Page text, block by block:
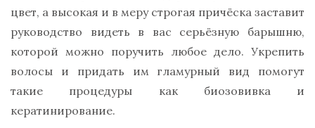
цвет, а высокая и в меру строгая причёска заставит
руководство видеть в вас серьёзную барышню,
которой можно поручить любое дело. Укрепить
волосы и придать им гламурный вид помогут
такие процедуры как биозовивка и
кератинирование.